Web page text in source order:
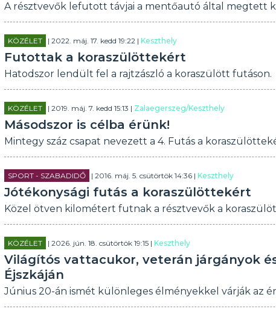
A résztvevők lefutott távjai a mentőautó által megtett
KÖZÉLET | 2022. máj. 17. kedd 19:22 | Keszthely
Futottak a koraszülöttekért
Hatodszor lendült fel a rajtzászló a koraszülött futáson.
KÖZÉLET | 2019. máj. 7. kedd 15:13 | Zalaegerszeg/Keszthely
Másodszor is célba érünk!
Mintegy száz csapat nevezett a 4. Futás a
SPORT - SZABADIDŐ | 2016. máj. 5. csütörtök 14:36 | Keszthely
Jótékonysági futás a koraszülöttekért
Közel ötven kilométert futnak a résztvevők a
KÖZÉLET | 2026. jún. 18. csütörtök 19:15 | Keszthely
Világítós vattacukor, veterán járgányok
Éjszkáján
Június 20-án ismét különleges élményekkel várják az